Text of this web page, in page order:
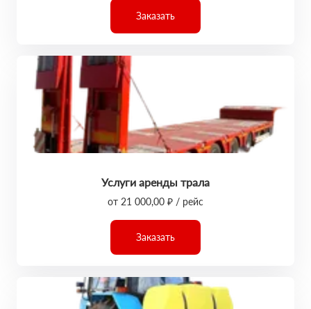
Заказать
Услуги аренды трала
от 21 000,00 ₽ / рейс
Заказать